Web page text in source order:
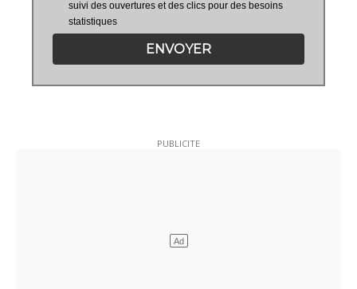
suivi des ouvertures et des clics pour des besoins
statistiques
ENVOYER